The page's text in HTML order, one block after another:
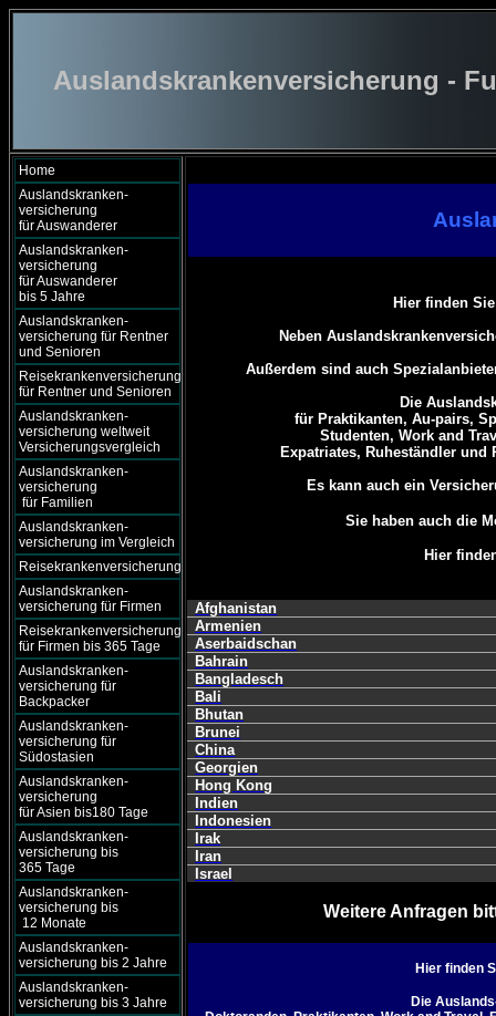
Auslandskrankenversicherung -
Home
Auslandskranken-
versicherung
für Auswanderer
Auslandskranken-
versicherung
für Auswanderer
bis 5 Jahre
Auslandskranken-
versicherung für Rentner
und Senioren
Reisekrankenversicherung
für Rentner und Senioren
Auslandskranken-
versicherung weltweit
Versicherungsvergleich
Auslandskranken-
versicherung
für Familien
Auslandskranken-
versicherung im Vergleich
Reisekrankenversicherung
Auslandskranken-
versicherung für Firmen
Reisekrankenversicherung
für Firmen bis 365 Tage
Auslandskranken-
versicherung für
Backpacker
Auslandskranken-
versicherung für
Südostasien
Auslandskranken-
versicherung
für Asien bis180 Tage
Auslandskranken-
versicherung bis
365 Tage
Auslandskranken-
versicherung bis
12 Monate
Auslandskranken-
versicherung bis 2 Jahre
Auslandskranken-
versicherung bis 3 Jahre
Hier finden
Neben
Außerdem sind auch
Die
für Praktikanten, Au-pairs,
Studenten, Work and
Expatriates, Ruheständler und
Es kann auch ein
Sie haben auch die
Hier
Afghanistan
Armenien
Aserbaidschan
Bahrain
Bangladesch
Bali
Bhutan
Brunei
China
Georgien
Hong Kong
Indien
Indonesien
Irak
Iran
Israel
Weitere Anfragen
Hier finden
Die